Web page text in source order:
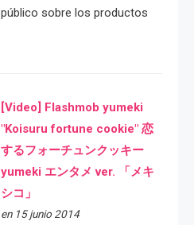
público sobre los productos
[Video] Flashmob yumeki
"Koisuru fortune cookie" 恋
するフォーチュンクッキー
yumeki エンタメ ver. 「メキ
シコ」
en 15 junio 2014